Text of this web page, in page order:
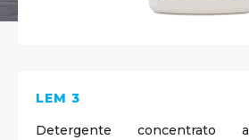
LEM 3
Detergente